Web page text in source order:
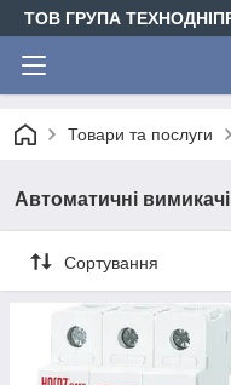
ТОВ ГРУПА
Товари та послуги
Автоматичні вимикачі
Сортування